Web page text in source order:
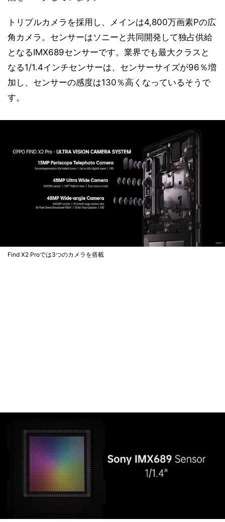
トリプルカメラを採用し、メインは4,800万画素Pの広
角カメラ。センサーはソニーと共同開発して独占供給
となるIMX689センサーです。業界でも最大クラスと
なる1/1.4インチセンサーは、センサーサイズが96％増
加し、センサーの感度は130％高くなっているそうで
す。
Find X2 Proでは3つのカメラを搭載